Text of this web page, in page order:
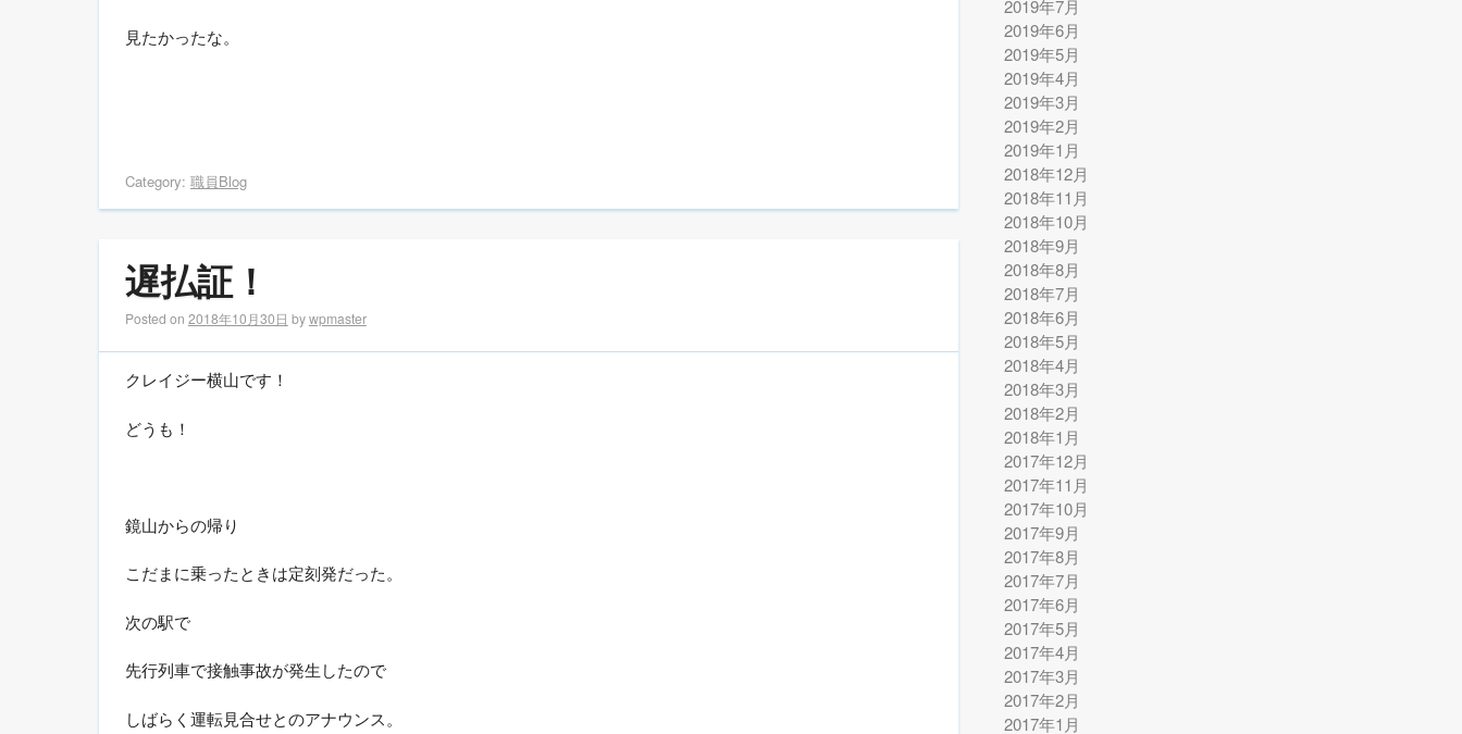
見たかったな。
Category: 職員Blog
遅払証！
Posted on 2018年10月30日 bywpmaster
クレイジー横山です！
どうも！
鏡山からの帰り
こだまに乗ったときは定刻発だった。
次の駅で
先行列車で接触事故が発生したので
しばらく運転見合せとのアナウンス。
2019年7月
2019年6月
2019年5月
2019年4月
2019年3月
2019年2月
2019年1月
2018年12月
2018年11月
2018年10月
2018年9月
2018年8月
2018年7月
2018年6月
2018年5月
2018年4月
2018年3月
2018年2月
2018年1月
2017年12月
2017年11月
2017年10月
2017年9月
2017年8月
2017年7月
2017年6月
2017年5月
2017年4月
2017年3月
2017年2月
2017年1月